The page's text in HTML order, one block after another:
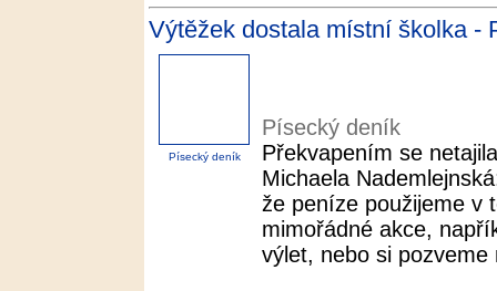
Výtěžek dostala místní školka -
Písecký deník
Písecký deník
Překvapením se
Michaela
že peníze použijeme v
mimořádné akce,
výlet, nebo si pozveme